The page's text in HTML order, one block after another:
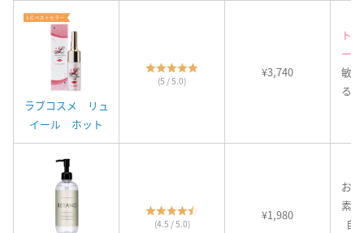
ラブコスメ リュ
イール ホット
(5 / 5.0)
¥3,740
ト
ー
敏
る
(4.5 / 5.0)
¥1,980
お
素
自